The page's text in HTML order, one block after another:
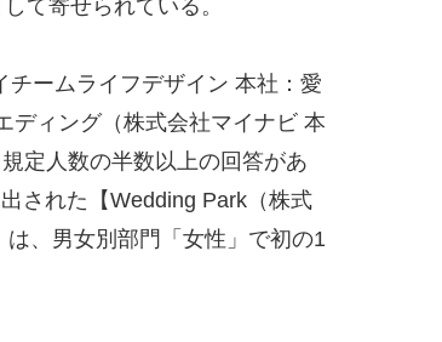
て寄せられている。
ームライフデザイン 本社：愛
ディング（株式会社マイナビ 本
定人数の半数以上の回答があ
された【Wedding Park（株式
、男女別部門「女性」で初の1